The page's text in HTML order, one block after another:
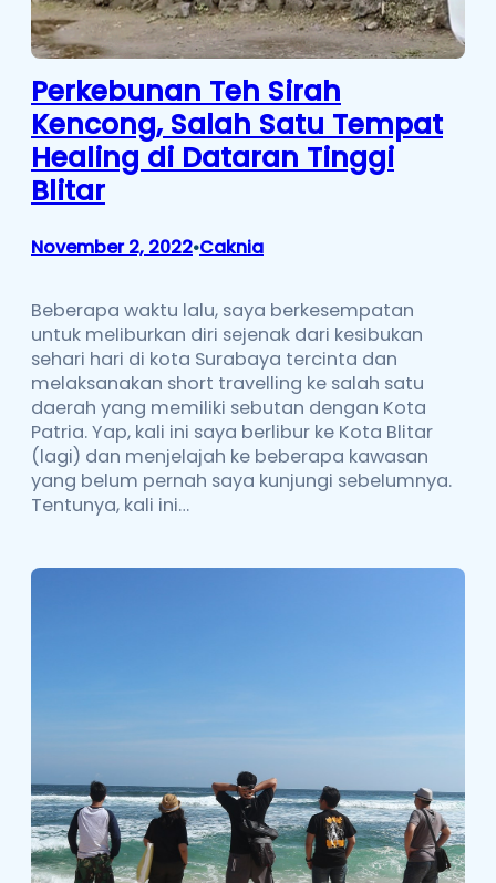
Perkebunan Teh Sirah
Kencong, Salah Satu Tempat
Healing di Dataran Tinggi
Blitar
November 2, 2022•Caknia
Beberapa waktu lalu, saya berkesempatan
untuk meliburkan diri sejenak dari kesibukan
sehari hari di kota Surabaya tercinta dan
melaksanakan short travelling ke salah satu
daerah yang memiliki sebutan dengan Kota
Patria. Yap, kali ini saya berlibur ke Kota Blitar
(lagi) dan menjelajah ke beberapa kawasan
yang belum pernah saya kunjungi sebelumnya.
Tentunya, kali ini…